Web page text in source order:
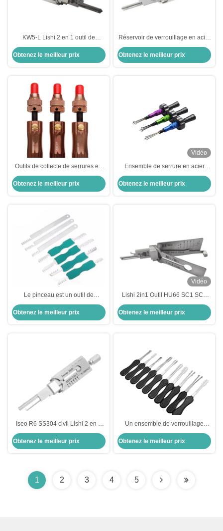
KW5-L Lishi 2 en 1 outil de
verrouillage pour serrures
résidentielles décodeur de
verrouillage en acier inoxydable
Obtenez le meilleur prix
Réservoir de verrouillage en acier
inoxydable Lishi 2 en 1
Obtenez le meilleur prix
Outils de collecte de serrures en
acier inoxydable légers, équipés
pour les serruriers civils, outils de
collecte de serrures tubulaires
Obtenez le meilleur prix
Vidéo
Ensemble de serrure en acier
inoxydable pour outil de serrurier
civil Le nouvel outil de
verrouillage croisé à ouverture
Obtenez le meilleur prix
Le pinceau est un outil de
verrouillage en acier inoxydable.
Obtenez le meilleur prix
Vidéo
Lishi 2in1 Outil HU66 SC1 SC4
KW1 R52 KW5 AM5 M1/MS2 B111
TE2 Décodeur de sélection de
serrure
Obtenez le meilleur prix
Iseo R6 SS304 civil Lishi 2 en 1
outils de collecte de serrures
voiture outils de serrurerie
ensemble clé électrique
Obtenez le meilleur prix
Un ensemble de verrouillage
automatique noir 10 pièces outils
de verrouillage à double face
Obtenez le meilleur prix
1 2 3 4 5